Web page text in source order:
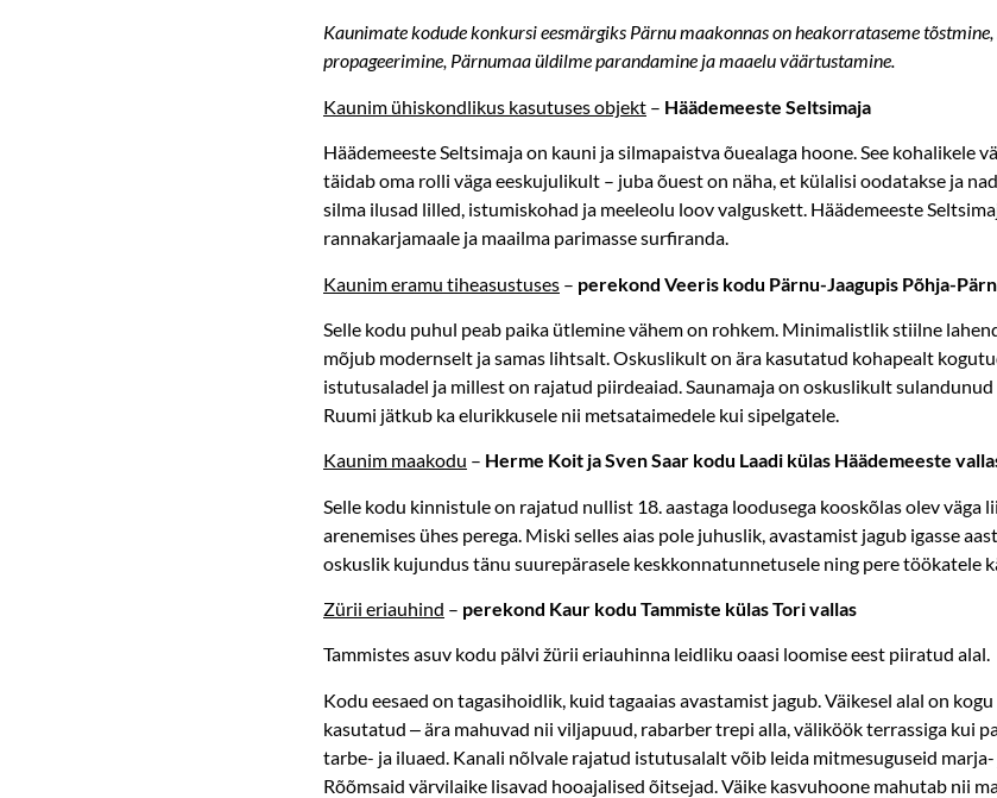
Kaunimate kodude konkursi eesmärgiks Pärnu maakonnas on heakorrataseme
propageerimine, Pärnumaa üldilme parandamine ja maaelu väärtustamine.
Kaunim ühiskondlikus kasutuses objekt – Häädemeeste Seltsimaja
Häädemeeste Seltsimaja on kauni ja silmapaistva õuealaga hoone. See kohalikele
täidab oma rolli väga eeskujulikult – juba õuest on näha, et külalisi oodatakse ja
silma ilusad lilled, istumiskohad ja meeleolu loov valguskett. Häädemeeste
rannakarjamaale ja maailma parimasse surfiranda.
Kaunim eramu tiheasustuses – perekond Veeris kodu Pärnu-Jaagupis Põhja-
Selle kodu puhul peab paika ütlemine vähem on rohkem. Minimalistlik stiilne
mõjub modernselt ja samas lihtsalt. Oskuslikult on ära kasutatud kohapealt
istutusaladel ja millest on rajatud piirdeaiad. Saunamaja on oskuslikult
Ruumi jätkub ka elurikkusele nii metsataimedele kui sipelgatele.
Kaunim maakodu – Herme Koit ja Sven Saar kodu Laadi külas Häädemeeste
Selle kodu kinnistule on rajatud nullist 18. aastaga loodusega kooskõlas olev väga
arenemises ühes perega. Miski selles aias pole juhuslik, avastamist jagub igasse
oskuslik kujundus tänu suurepärasele keskkonnatunnetusele ning pere töökatele
Zürii eriauhind – perekond Kaur kodu Tammiste külas Tori vallas
Tammistes asuv kodu pälvi žürii eriauhinna leidliku oaasi loomise eest piiratud alal.
Kodu eesaed on tagasihoidlik, kuid tagaaias avastamist jagub. Väikesel alal on
kasutatud ‒ ära mahuvad nii viljapuud, rabarber trepi alla, väliköök terrassiga kui
tarbe- ja iluaed. Kanali nõlvale rajatud istutusalalt võib leida mitmesuguseid
Rõõmsaid värvilaike lisavad hooajalised õitsejad. Väike kasvuhoone mahutab nii